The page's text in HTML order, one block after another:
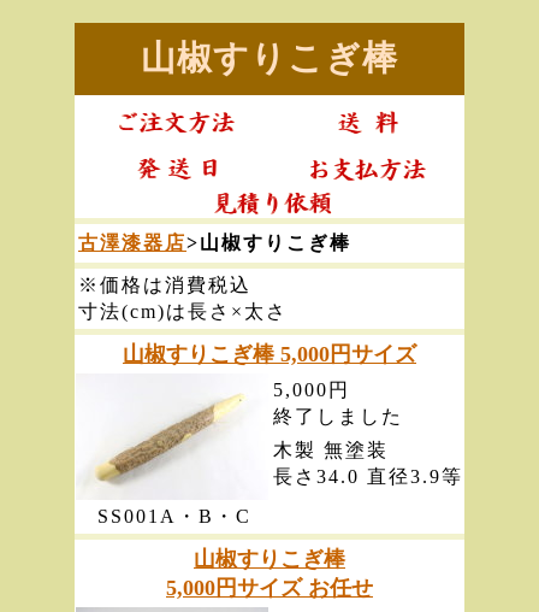
山椒すりこぎ棒
古澤漆器店>山椒すりこぎ棒
※価格は消費税込
寸法(cm)は長さ×太さ
山椒すりこぎ棒 5,000円サイズ
SS001A・B・C
5,000円
終了しました
木製 無塗装
長さ34.0 直径3.9等
山椒すりこぎ棒
5,000円サイズ お任せ